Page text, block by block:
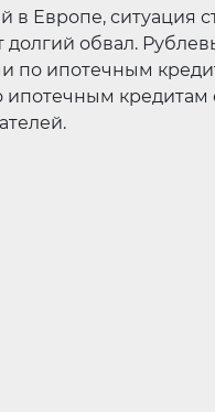
Европе, ситуация
долгий обвал.
по ипотечным
ипотечным